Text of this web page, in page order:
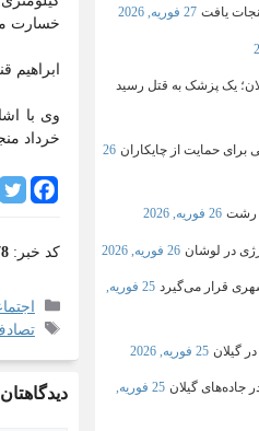
خسارت
خرداد
کد خبر:
یافت 27 فوریه, 2026
یک پزشک به قتل رسید
26
26 فوریه, 2026
26 فوریه, 2026
قرار می‌گیرد
25 فوریه,
25 فوریه, 2026
25 فوریه,